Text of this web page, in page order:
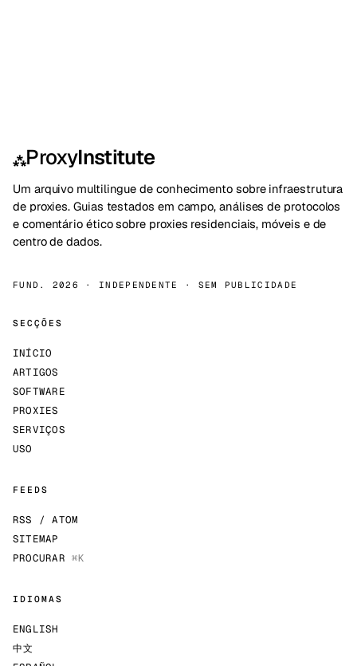
⁂ProxyInstitute
Um arquivo multilingue de conhecimento sobre infraestrutura
de proxies. Guias testados em campo, análises de protocolos
e comentário ético sobre proxies residenciais, móveis e de
centro de dados.
FUND. 2026 · INDEPENDENTE · SEM PUBLICIDADE
SECÇÕES
INÍCIO
ARTIGOS
SOFTWARE
PROXIES
SERVIÇOS
USO
FEEDS
RSS / ATOM
SITEMAP
PROCURAR⌘K
IDIOMAS
ENGLISH
中文